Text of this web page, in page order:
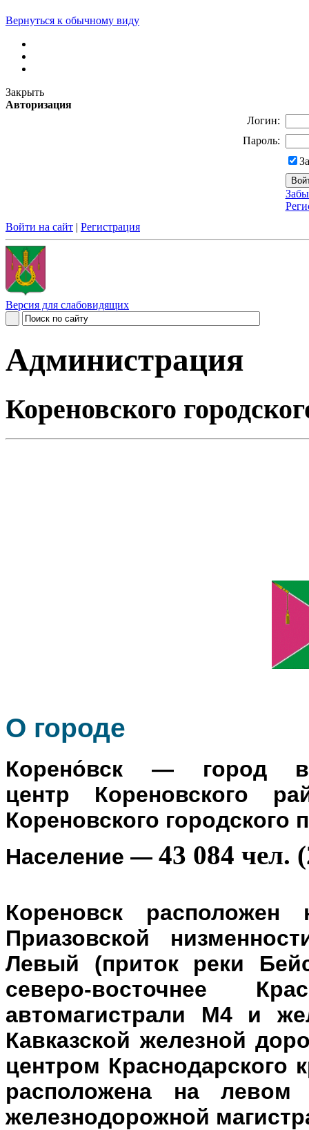
Вернуться к обычному виду
Закрыть
Авторизация
Логин:
Пароль:
Войти на сайт | Регистрация
Версия для слабовидящих
Администрация
Кореновского
О городе
Корено́вск — город в
центр Кореновского
Кореновского городского
Население — 43 084 чел.
Кореновск
Приазовской
Левый (приток реки
северо-восточнее
автомагистрали М4 и
Кавказской железной
центром Краснодарского
расположена на левом
железнодорожной